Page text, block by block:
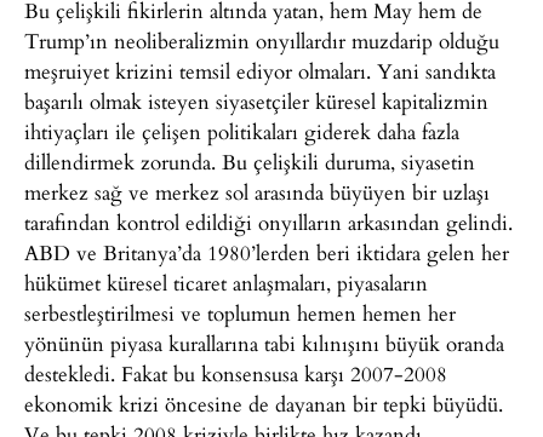
Bu çelişkili fikirlerin altında yatan, hem May hem de
Trump’ın neoliberalizmin onyıllardır muzdarip olduğu
meşruiyet krizini temsil ediyor olmaları. Yani sandıkta
başarılı olmak isteyen siyasetçiler küresel kapitalizmin
ihtiyaçları ile çelişen politikaları giderek daha fazla
dillendirmek zorunda. Bu çelişkili duruma, siyasetin
merkez sağ ve merkez sol arasında büyüyen bir uzlaşı
tarafından kontrol edildiği onyılların arkasından gelindi.
ABD ve Britanya’da 1980’lerden beri iktidara gelen her
hükümet küresel ticaret anlaşmaları, piyasaların
serbestleştirilmesi ve toplumun hemen hemen her
yönünün piyasa kurallarına tabi kılınışını büyük oranda
destekledi. Fakat bu konsensusa karşı 2007-2008
ekonomik krizi öncesine de dayanan bir tepki büyüdü.